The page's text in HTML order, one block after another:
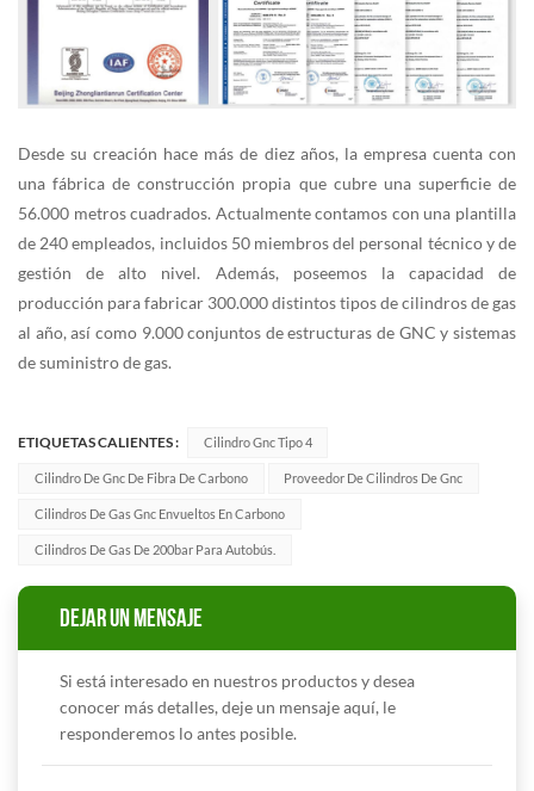
Desde su creación hace más de diez años, la empresa cuenta con
una fábrica de construcción propia que cubre una superficie de
56.000 metros cuadrados. Actualmente contamos con una plantilla
de 240 empleados, incluidos 50 miembros del personal técnico y de
gestión de alto nivel. Además, poseemos la capacidad de
producción para fabricar 300.000 distintos tipos de cilindros de gas
al año, así como 9.000 conjuntos de estructuras de GNC y sistemas
de suministro de gas.
ETIQUETAS CALIENTES : Cilindro Gnc Tipo 4
Cilindro De Gnc De Fibra De Carbono Proveedor De Cilindros De Gnc
Cilindros De Gas Gnc Envueltos En Carbono
Cilindros De Gas De 200bar Para Autobús.
DEJAR UN MENSAJE
Si está interesado en nuestros productos y desea
conocer más detalles, deje un mensaje aquí, le
responderemos lo antes posible.